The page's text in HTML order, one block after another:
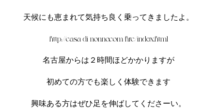
天候にも恵まれて気持ち良く乗ってきましたよ。
http://casa-di-nonno.com/hrc/index.html
名古屋からは２時間ほどかかりますが
初めての方でも楽しく体験できます
興味ある方はぜひ足を伸ばしてくださーい。